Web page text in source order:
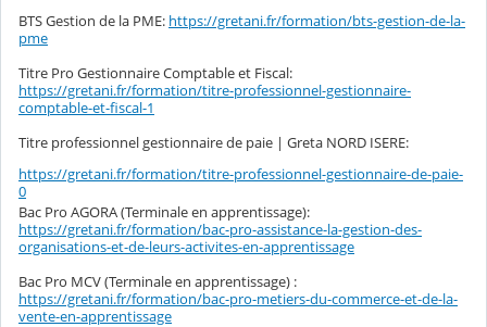
BTS Gestion de la PME: https://gretani.fr/formation/bts-gestion-de-la-
pme
Titre Pro Gestionnaire Comptable et Fiscal:
https://gretani.fr/formation/titre-professionnel-gestionnaire-
comptable-et-fiscal-1
Titre professionnel gestionnaire de paie | Greta NORD ISERE:
https://gretani.fr/formation/titre-professionnel-gestionnaire-de-paie-
0
Bac Pro AGORA (Terminale en apprentissage):
https://gretani.fr/formation/bac-pro-assistance-la-gestion-des-
organisations-et-de-leurs-activites-en-apprentissage
Bac Pro MCV (Terminale en apprentissage) :
https://gretani.fr/formation/bac-pro-metiers-du-commerce-et-de-la-
vente-en-apprentissage